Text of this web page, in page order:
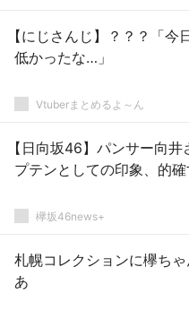
【にじさんじ】？？？「今
低かったな…」
Vtuberまとめるよ～ん
【日向坂46】パンサー向
プテンとしての印象、的確
欅坂46news+
札幌コレクションに欅ち
あ